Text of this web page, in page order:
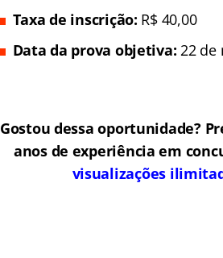
Taxa de inscrição: R$ 40,00
Data da prova objetiva: 22 de
Gostou dessa oportunidade?
anos de experiência em
visualizações